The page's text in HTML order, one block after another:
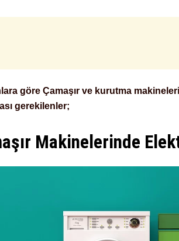
göre Çamaşır ve kurutma
gerekilenler;
Makinelerinde